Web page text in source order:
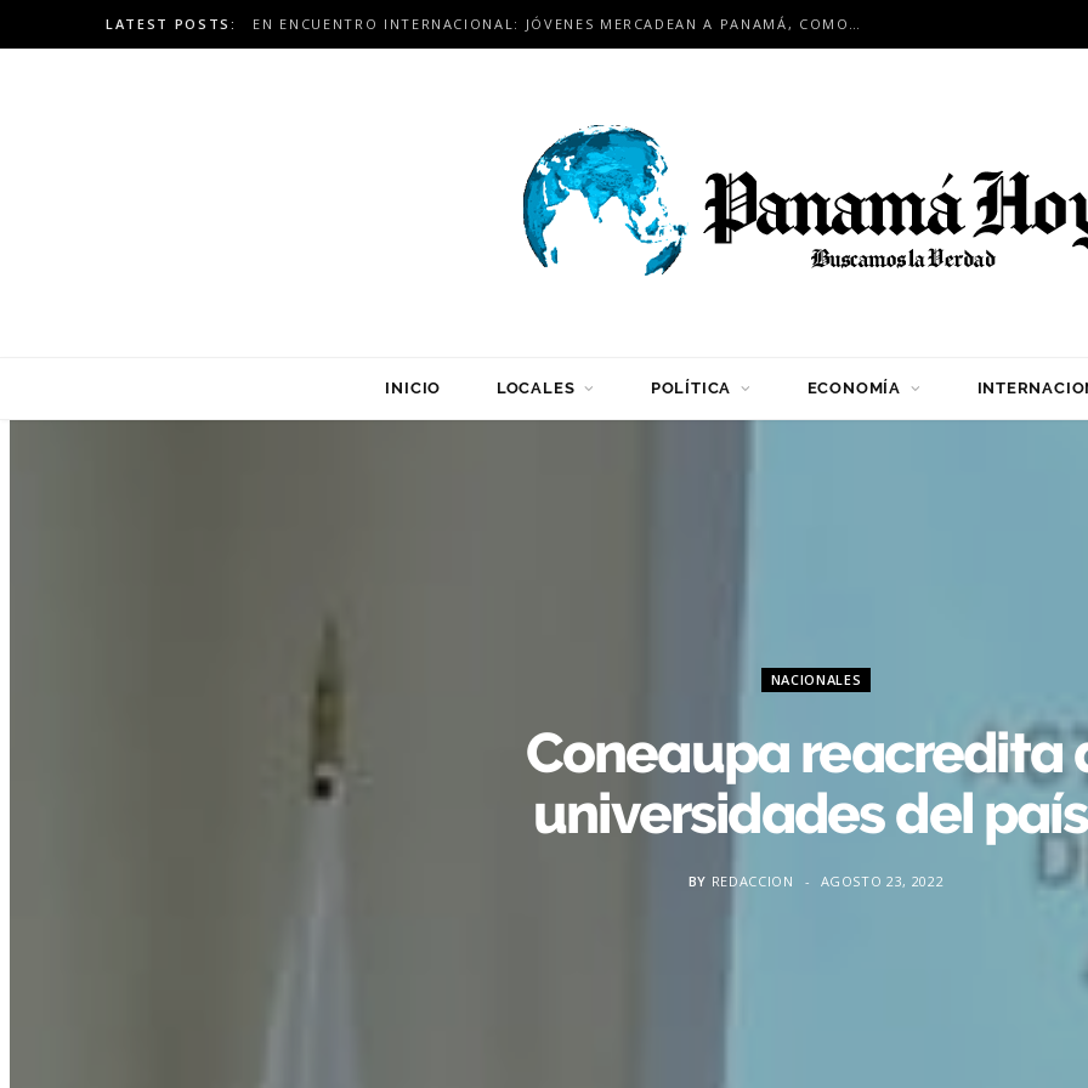
LATEST POSTS: EN ENCUENTRO INTERNACIONAL: JÓVENES MERCADEAN A PANAMÁ, COMO HUB LOGÍSTICO PARA LA REGIÓN
INICIO LOCALES POLÍTICA ECONOMÍA
NACIONALES
Coneaupa reacredita
universidades del
BY REDACCION AGOSTO 23, 2022